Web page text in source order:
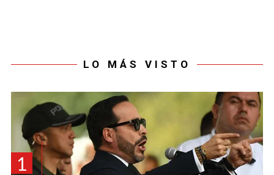
LO MÁS VISTO
1